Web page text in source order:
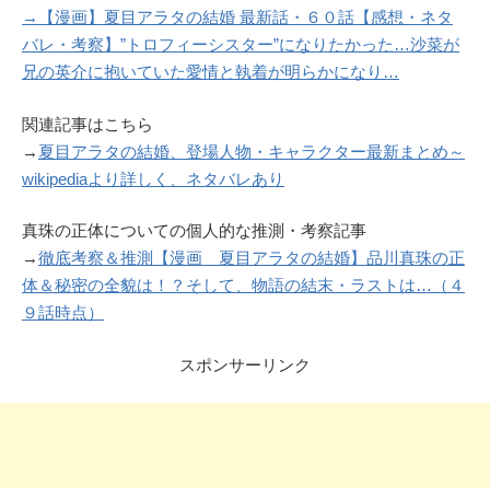
→
【漫画】夏目アラタの結婚 最新話・６０話【感想・ネタ
バレ・考察】”トロフィーシスター”になりたかった…沙菜が
兄の英介に抱いていた愛情と執着が明らかになり…
関連記事はこちら
→ 夏目アラタの結婚、登場人物・キャラクター最新まとめ～
wikipediaより詳しく、ネタバレあり
真珠の正体についての個人的な推測・考察記事
→徹底考察＆推測【漫画 夏目アラタの結婚】品川真珠の正
体＆秘密の全貌は！？そして、物語の結末・ラストは…（４
９話時点）
スポンサーリンク